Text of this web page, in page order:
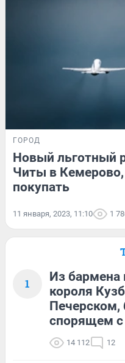
ГОРОД
Новый льготный
Читы в
покупать
11 января, 2023, 11:10 1
1
Из бармена
короля
Печерском,
спорящем с
14 112 12